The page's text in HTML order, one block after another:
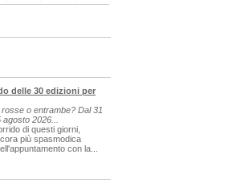
delle 30 edizioni per
o entrambe? Dal 31
agosto 2026...
di questi giorni,
più spasmodica
con la...